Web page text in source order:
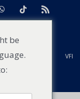
WhatsAppTiktok
Installations VFI
be